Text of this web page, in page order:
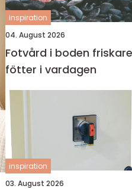
inspiration
04. August 2026
Fotvård i boden friskare
fötter i vardagen
inspiration
03. August 2026